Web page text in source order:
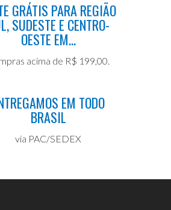
GRÁTIS PARA REGIÃO
SUDESTE E CENTRO-
OESTE EM...
acima de R$ 199,00.
EM TODO
BRASIL
via PAC/SEDEX